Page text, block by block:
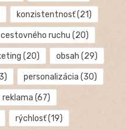
konzistentnosť(21)
ruchu (20)
(20) obsah (29)
personalizácia (30)
reklama (67)
rýchlosť(19)